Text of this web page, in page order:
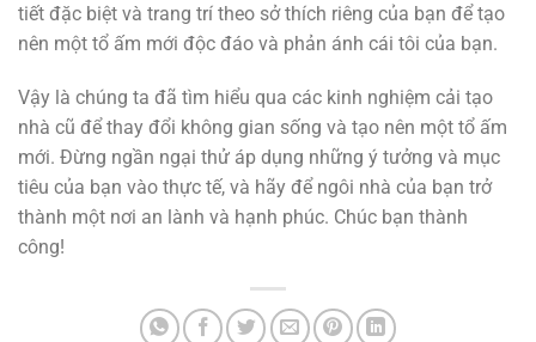
tiết đặc biệt và trang trí theo sở thích riêng của bạn để tạo
nên một tổ ấm mới độc đáo và phản ánh cái tôi của bạn.
Vậy là chúng ta đã tìm hiểu qua các kinh nghiệm cải tạo
nhà cũ để thay đổi không gian sống và tạo nên một tổ ấm
mới. Đừng ngần ngại thử áp dụng những ý tưởng và mục
tiêu của bạn vào thực tế, và hãy để ngôi nhà của bạn trở
thành một nơi an lành và hạnh phúc. Chúc bạn thành
công!